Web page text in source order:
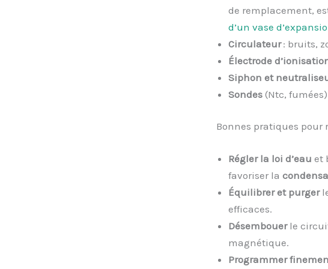
de remplacement,
d’un vase
Circulateur: bruits,
Électrode
Siphon et
Sondes(Ntc,
Bonnes pratiques pour
Régler la loi d’eau et
favoriser la
Équilibrer et purger
efficaces.
Désembouerle
magnétique.
Programmer